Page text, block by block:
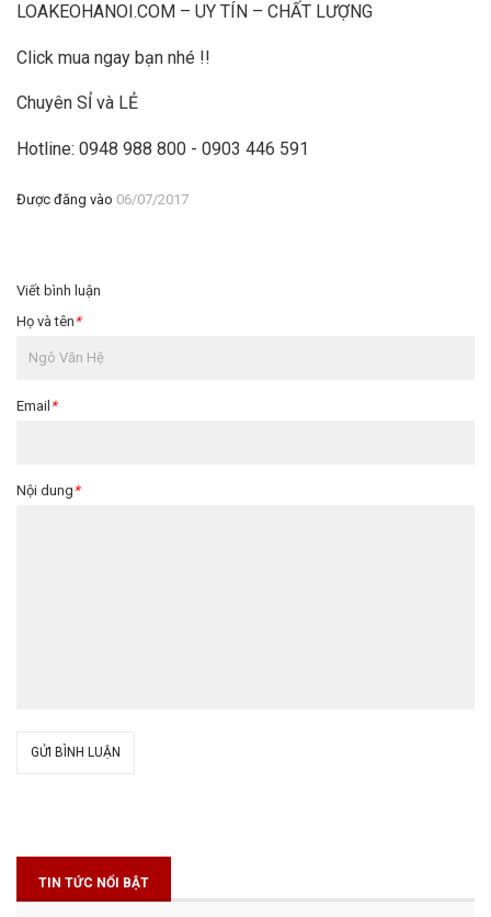
LOAKEOHANOI.COM – UY TÍN – CHẤT LƯỢNG
Click mua ngay bạn nhé !!
Chuyên SỈ và LẺ
Hotline: 0948 988 800 - 0903 446 591
Được đăng vào 06/07/2017
Viết bình luận
Họ và tên *
Email *
Nội dung *
GỬI BÌNH LUẬN
TIN TỨC NỔI BẬT